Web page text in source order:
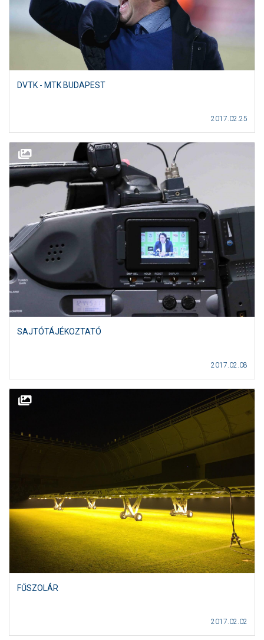
DVTK - MTK BUDAPEST
2017.02.25
SAJTÓTÁJÉKOZTATÓ
2017.02.08
FŰSZOLÁR
2017.02.02